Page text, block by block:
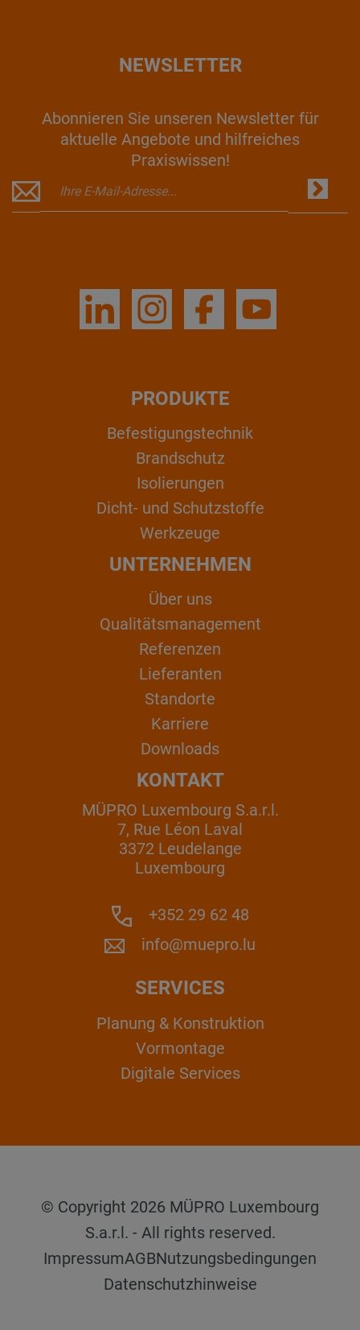
NEWSLETTER
Abonnieren Sie unseren Newsletter für
aktuelle Angebote und hilfreiches
Praxiswissen!
PRODUKTE
Befestigungstechnik
Brandschutz
Isolierungen
Dicht- und Schutzstoffe
Werkzeuge
UNTERNEHMEN
Über uns
Qualitätsmanagement
Referenzen
Lieferanten
Standorte
Karriere
Downloads
KONTAKT
MÜPRO Luxembourg S.a.r.l.
7, Rue Léon Laval
3372 Leudelange
Luxembourg
+352 29 62 48
info@muepro.lu
SERVICES
Planung & Konstruktion
Vormontage
Digitale Services
© Copyright 2026 MÜPRO Luxembourg
S.a.r.l. - All rights reserved.
ImpressumAGBNutzungsbedingungen
Datenschutzhinweise